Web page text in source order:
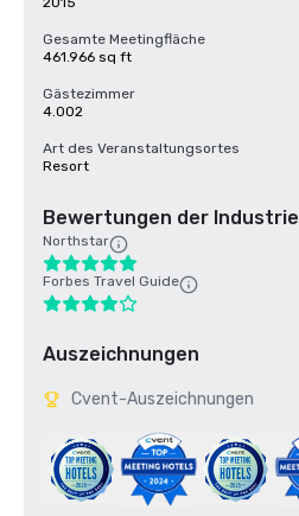
Gesamte Meetingfläche
461.966 sq ft
Gästezimmer
4.002
Art des Veranstaltungsortes
Resort
Bewertungen der Industrie
Northstar
Forbes Travel Guide
Auszeichnungen
Cvent-Auszeichnungen